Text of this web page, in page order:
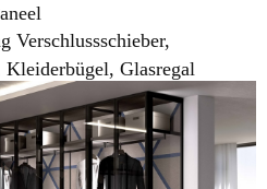
Verschlussschieber,
Glasregal